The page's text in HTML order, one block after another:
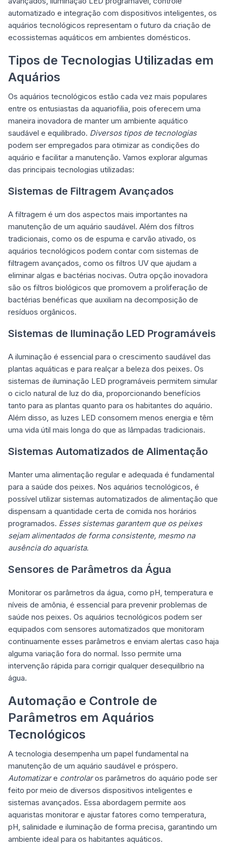
automatizado e integração com dispositivos inteligentes, os
aquários tecnológicos representam o futuro da criação de
ecossistemas aquáticos em ambientes domésticos.
Tipos de Tecnologias Utilizadas em
Aquários
Os aquários tecnológicos estão cada vez mais populares
entre os entusiastas da aquariofilia, pois oferecem uma
maneira inovadora de manter um ambiente aquático
saudável e equilibrado. Diversos tipos de tecnologias
podem ser empregados para otimizar as condições do
aquário e facilitar a manutenção. Vamos explorar algumas
das principais tecnologias utilizadas:
Sistemas de Filtragem Avançados
A filtragem é um dos aspectos mais importantes na
manutenção de um aquário saudável. Além dos filtros
tradicionais, como os de espuma e carvão ativado, os
aquários tecnológicos podem contar com sistemas de
filtragem avançados, como os filtros UV que ajudam a
eliminar algas e bactérias nocivas. Outra opção inovadora
são os filtros biológicos que promovem a proliferação de
bactérias benéficas que auxiliam na decomposição de
resíduos orgânicos.
Sistemas de Iluminação LED Programáveis
A iluminação é essencial para o crescimento saudável das
plantas aquáticas e para realçar a beleza dos peixes. Os
sistemas de iluminação LED programáveis permitem simular
o ciclo natural de luz do dia, proporcionando benefícios
tanto para as plantas quanto para os habitantes do aquário.
Além disso, as luzes LED consomem menos energia e têm
uma vida útil mais longa do que as lâmpadas tradicionais.
Sistemas Automatizados de Alimentação
Manter uma alimentação regular e adequada é fundamental
para a saúde dos peixes. Nos aquários tecnológicos, é
possível utilizar sistemas automatizados de alimentação que
dispensam a quantidade certa de comida nos horários
programados. Esses sistemas garantem que os peixes
sejam alimentados de forma consistente, mesmo na
ausência do aquarista.
Sensores de Parâmetros da Água
Monitorar os parâmetros da água, como pH, temperatura e
níveis de amônia, é essencial para prevenir problemas de
saúde nos peixes. Os aquários tecnológicos podem ser
equipados com sensores automatizados que monitoram
continuamente esses parâmetros e enviam alertas caso haja
alguma variação fora do normal. Isso permite uma
intervenção rápida para corrigir qualquer desequilíbrio na
água.
Automação e Controle de
Parâmetros em Aquários
Tecnológicos
A tecnologia desempenha um papel fundamental na
manutenção de um aquário saudável e próspero.
Automatizare controlaros parâmetros do aquário pode ser
feito por meio de diversos dispositivos inteligentes e
sistemas avançados. Essa abordagem permite aos
aquaristas monitorar e ajustar fatores como temperatura,
pH, salinidade e iluminação de forma precisa, garantindo um
ambiente ideal para os habitantes aquáticos.